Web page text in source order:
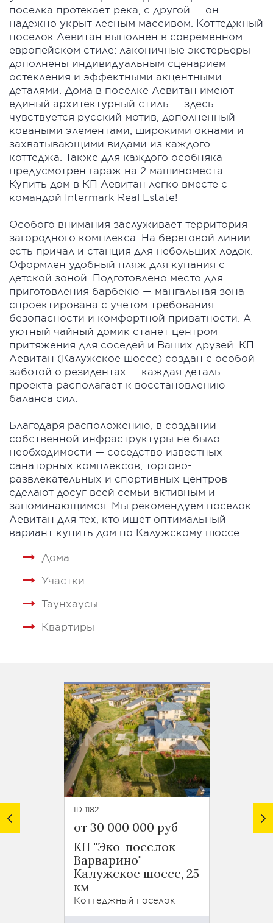
поселка протекает река, с другой — он
надежно укрыт лесным массивом. Коттеджный
поселок Левитан выполнен в современном
европейском стиле: лаконичные экстерьеры
дополнены индивидуальным сценарием
остекления и эффектными акцентными
деталями. Дома в поселке Левитан имеют
единый архитектурный стиль — здесь
чувствуется русский мотив, дополненный
коваными элементами, широкими окнами и
захватывающими видами из каждого
коттеджа. Также для каждого особняка
предусмотрен гараж на 2 машиноместа.
Купить дом в КП Левитан легко вместе с
командой Intermark Real Estate!
Особого внимания заслуживает территория
загородного комплекса. На береговой линии
есть причал и станция для небольших лодок.
Оформлен удобный пляж для купания с
детской зоной. Подготовлено место для
приготовления барбекю — мангальная зона
спроектирована с учетом требования
безопасности и комфортной приватности. А
уютный чайный домик станет центром
притяжения для соседей и Ваших друзей. КП
Левитан (Калужское шоссе) создан с особой
заботой о резидентах — каждая деталь
проекта располагает к восстановлению
баланса сил.
Благодаря расположению, в создании
собственной инфраструктуры не было
необходимости — соседство известных
санаторных комплексов, торгово-
развлекательных и спортивных центров
сделают досуг всей семьи активным и
запоминающимся. Мы рекомендуем поселок
Левитан для тех, кто ищет оптимальный
вариант купить дом по Калужскому шоссе.
Дома
Участки
Таунхаусы
Квартиры
ID 1182
от 30 000 000 руб
КП "Эко-поселок
Варварино"
Калужское шоссе, 25
км
Коттеджный поселок
от